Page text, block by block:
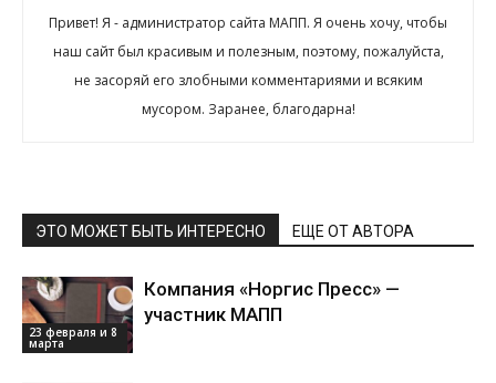
Привет! Я - администратор сайта МАПП. Я очень хочу, чтобы
наш сайт был красивым и полезным, поэтому, пожалуйста,
не засоряй его злобными комментариями и всяким
мусором. Заранее, благодарна!
ЭТО МОЖЕТ БЫТЬ ИНТЕРЕСНО ЕЩЕ ОТ АВТОРА
23 февраля и 8
марта
Компания «Норгис Пресс» —
участник МАПП